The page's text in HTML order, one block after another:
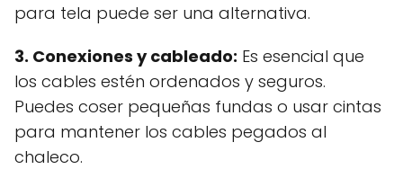
para tela puede ser una alternativa.
3. Conexiones y cableado: Es esencial que
los cables estén ordenados y seguros.
Puedes coser pequeñas fundas o usar cintas
para mantener los cables pegados al
chaleco.